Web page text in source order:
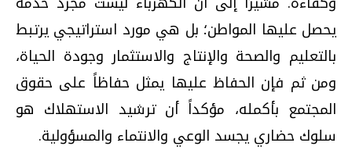
يحصل عليها المواطن؛ بل هي مورد استراتيجي يرتبط
بالتعليم والصحة والإنتاج والاستثمار وجودة الحياة،
ومن ثم فإن الحفاظ عليها يمثل حفاظاً على حقوق
المجتمع بأكمله، مؤكداً أن ترشيد الاستهلاك هو
سلوك حضاري يجسد الوعي والانتماء والمسؤولية.